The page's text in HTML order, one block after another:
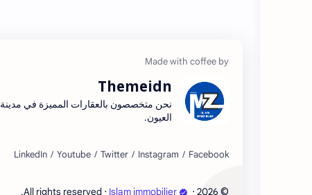
Themeidn
نحن متخصصون بالعقارات المميزة في مدينة
العيون.
2026
‧
Islam immobilier
‧ All rights reserved.